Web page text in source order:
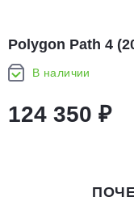
Polygon Path 4
В наличии
124 350 ₽